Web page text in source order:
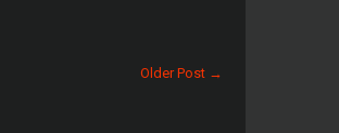
Older Post →